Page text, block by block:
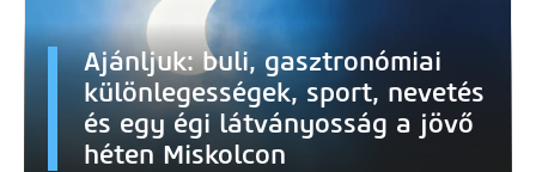
Ajánljuk: buli, gasztronómiai
különlegességek, sport, nevetés
és egy égi látványosság a jövő
héten Miskolcon